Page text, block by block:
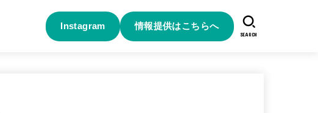
Instagram 情報提供はこちらへ
SEARCH